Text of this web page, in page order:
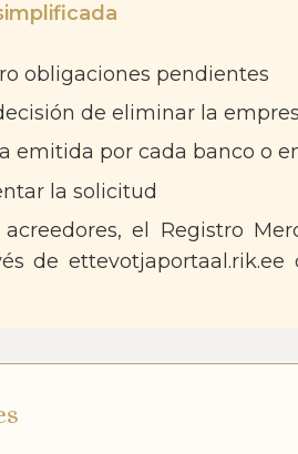
obligaciones pendientes
de eliminar la
emitida por cada banco o
la solicitud
el Registro
de